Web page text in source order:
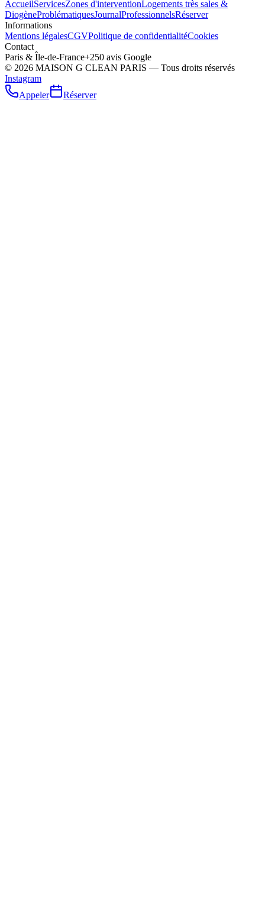
AccueilServicesZones d'interventionLogements très sales &
DiogèneProblématiquesJournalProfessionnelsRéserver
Informations
Mentions légalesCGVPolitique de confidentialitéCookies
Contact
Paris & Île-de-France+250 avis Google
© 2026 MAISON G CLEAN PARIS — Tous droits réservés
Instagram
Appeler
Réserver